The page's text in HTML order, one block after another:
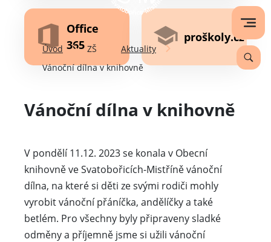
Office
365
proškoly.cz
Úvod ZŠ
Aktuality
Vánoční dílna v knihovně
Vánoční dílna v knihovně
V pondělí 11.12. 2023 se konala v Obecní
knihovně ve Svatobořicích-Mistříně vánoční
dílna, na které si děti ze svými rodiči mohly
vyrobit vánoční přáníčka, andělíčky a také
betlém. Pro všechny byly připraveny sladké
odměny a příjemně jsme si užili vánoční